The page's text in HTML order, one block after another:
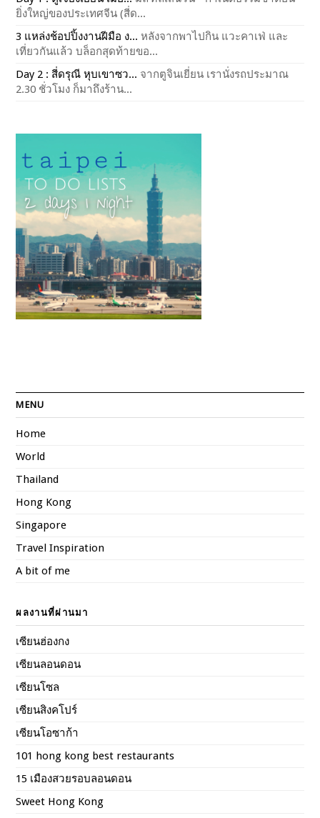
ยิ่งใหญ่ของประเทศจีน (สี่ด...
3 แหล่งช้อปปิ้งงานฝีมือ ง... หลังจากพาไปกิน แวะคาเฟ่ และ
เที่ยวกันแล้ว บล็อกสุดท้ายขอ...
Day 2 : สี่ดรุณี หุบเขาซว... จากตูจินเยี่ยน เรานั่งรถประมาณ
2.30 ชั่วโมง ก็มาถึงร้าน...
MENU
Home
World
Thailand
Hong Kong
Singapore
Travel Inspiration
A bit of me
ผลงานที่ผ่านมา
เซียนฮ่องกง
เซียนลอนดอน
เซียนโซล
เซียนสิงคโปร์
เซียนโอซาก้า
101 hong kong best restaurants
15 เมืองสวยรอบลอนดอน
Sweet Hong Kong